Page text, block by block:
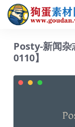
Posty-新闻
0110】